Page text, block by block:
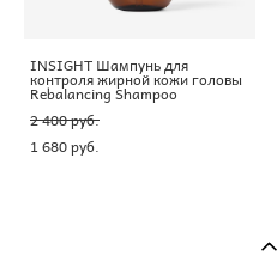
INSIGHT Шампунь для
контроля жирной кожи головы
Rebalancing Shampoo
2 400 pуб.
1 680 pуб.